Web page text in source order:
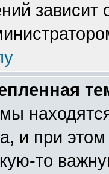
зависит
и при
то